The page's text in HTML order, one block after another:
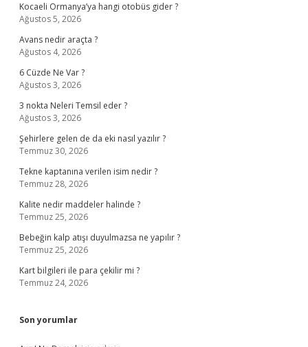
Kocaeli Ormanya’ya hangi otobüs gider ?
Ağustos 5, 2026
Avans nedir araçta ?
Ağustos 4, 2026
6 Cüzde Ne Var ?
Ağustos 3, 2026
3 nokta Neleri Temsil eder ?
Ağustos 3, 2026
Şehirlere gelen de da eki nasıl yazılır ?
Temmuz 30, 2026
Tekne kaptanına verilen isim nedir ?
Temmuz 28, 2026
Kalite nedir maddeler halinde ?
Temmuz 25, 2026
Bebeğin kalp atışı duyulmazsa ne yapılır ?
Temmuz 25, 2026
Kart bilgileri ile para çekilir mi ?
Temmuz 24, 2026
Son yorumlar